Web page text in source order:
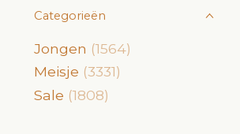
Categorieën
Jongen (1564)
Meisje (3331)
Sale (1808)